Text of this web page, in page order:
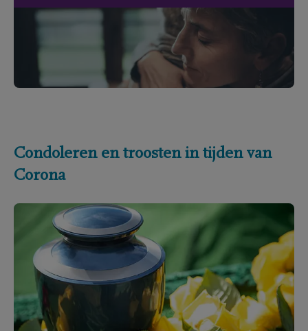
Condoleren en troosten in tijden van
Corona